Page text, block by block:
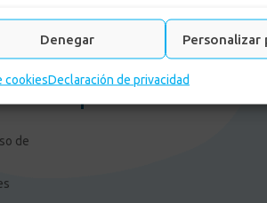
Denegar Personalizar
cookiesDeclaración de privacidad
de
Asociación de Usuarios
Asocajas
Actualiza los datos de tu